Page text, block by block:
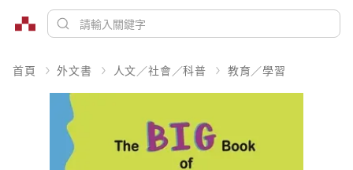
首頁 外文書 人文／社會／科普 教育／學習